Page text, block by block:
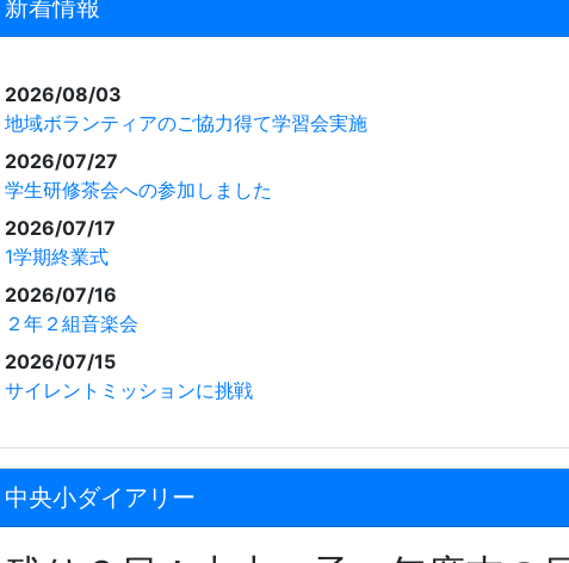
新着情報
2026/08/03
地域ボランティアのご協力得て学習会実施
2026/07/27
学生研修茶会への参加しました
2026/07/17
1学期終業式
2026/07/16
２年２組音楽会
2026/07/15
サイレントミッションに挑戦
中央小ダイアリー